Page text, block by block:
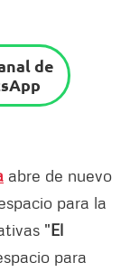
de
abre de nuevo
para la
"El
para